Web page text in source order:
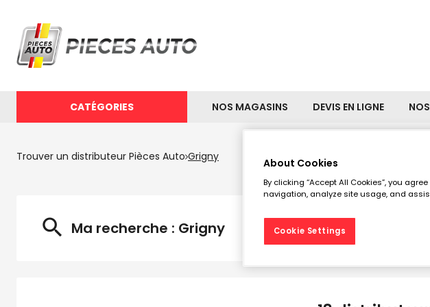
CATÉGORIES NOS MAGASINS DEVIS EN LIGNE
Trouver un distributeur Pièces Auto Grigny
Les
Ma recherche : Grigny
About Cookies
By clicking “Accept All Cookies”, you
navigation, analyze site usage, and
Cookie Settings